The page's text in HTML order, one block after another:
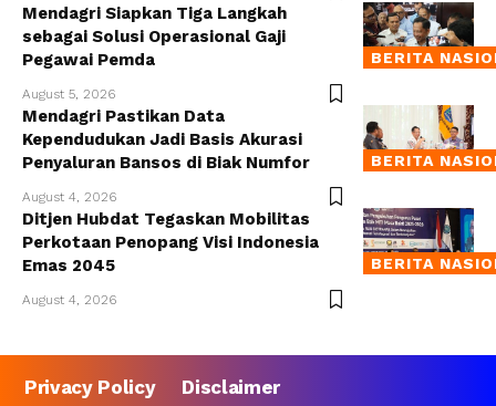
BERITA
Mendagri Siapkan Tiga Langkah
sebagai Solusi Operasional Gaji
Pegawai Pemda
August 5, 2026
BERITA
Mendagri Pastikan Data
Kependudukan Jadi Basis Akurasi
Penyaluran Bansos di Biak Numfor
August 4, 2026
BERITA
Ditjen Hubdat Tegaskan Mobilitas
Perkotaan Penopang Visi Indonesia
Emas 2045
August 4, 2026
Privacy Policy
Disclaimer